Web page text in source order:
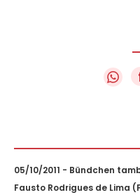
05/10/2011 - Bündchen
Fausto Rodrigues de Lima